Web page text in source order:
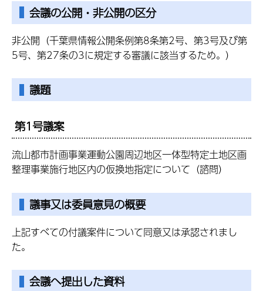
会議の公開・非公開の区分
非公開（千葉県情報公開条例第8条第2号、第3号及び第
5号、第27条の3に規定する審議に該当するため。）
議題
第1号議案
流山都市計画事業運動公園周辺地区一体型特定土地区画
整理事業施行地区内の仮換地指定について（諮問）
議事又は委員意見の概要
上記すべての付議案件について同意又は承認されまし
た。
会議へ提出した資料